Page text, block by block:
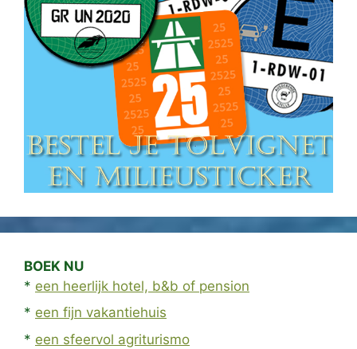
BOEK NU
* een heerlijk hotel, b&b of pension
* een fijn vakantiehuis
* een sfeervol agriturismo